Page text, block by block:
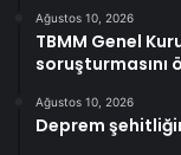
Ağustos 10, 2026
TBMM Genel
soruşturmasını
Ağustos 10, 2026
Deprem